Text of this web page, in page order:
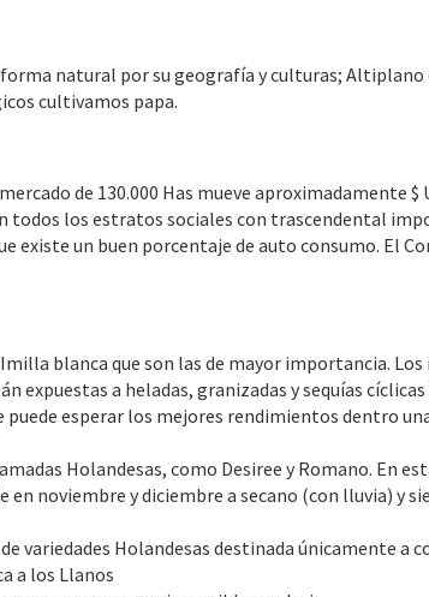
natural por su geografía y culturas; Altiplano
cultivamos papa.
de 130.000 Has mueve aproximadamente $
los estratos sociales con trascendental
un buen porcentaje de auto consumo. El
blanca que son las de mayor importancia.
expuestas a heladas, granizadas y sequías
esperar los mejores rendimientos dentro
Holandesas, como Desiree y Romano. En
noviembre y diciembre a secano (con lluvia) y
Holandesas destinada únicamente a
a los Llanos